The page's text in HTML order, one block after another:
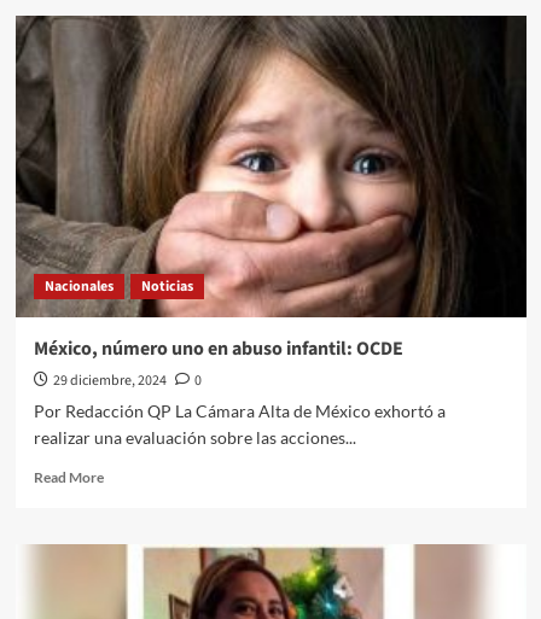
El
Quehacer
Político
través///Jose
Alberto
Prado
Ángeles///Trump
habla
de
“expulsados”
y
no
de
intervención
a
México
Nacionales Noticias
México, número uno en abuso infantil: OCDE
29 diciembre, 2024
0
Por Redacción QP La Cámara Alta de México exhortó a
realizar una evaluación sobre las acciones...
Read MoreRead
México,